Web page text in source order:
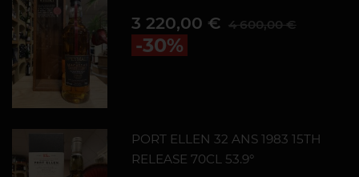
Prix
3 220,00 €
Prix de base4 600,00 €
-30%
PORT ELLEN 32 ANS 1983 15TH
RELEASE 70CL 53.9°